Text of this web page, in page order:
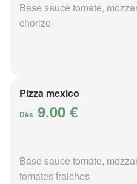
Base sauce tomate,
chorizo
Pizza mexico
Dès 9.00 €
Base sauce tomate,
tomates fraiches